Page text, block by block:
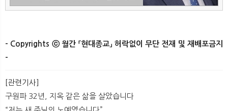
- Copyrights ⓒ 월간 「현대종교」 허락없이 무단 전재 및 재배포금지
-
[관련기사]
구원파 32년, 지옥 같은 삶을 살았습니다